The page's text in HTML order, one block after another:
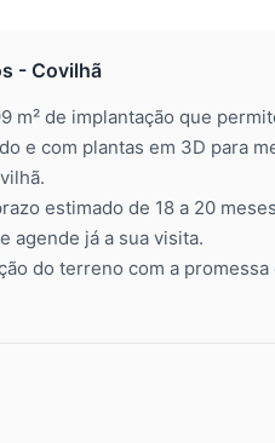
- Covilhã
m² de implantação que
e com plantas em 3D para
estimado de 18 a 20
agende já a sua visita.
do terreno com a promessa